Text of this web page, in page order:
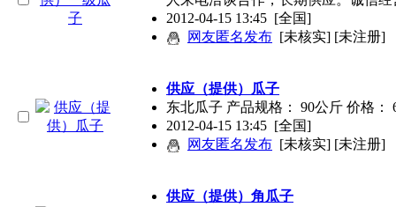
2012-04-15 13:45 [全国]
网友匿名发布 [未核实] [未注册]
供应（提供）瓜子
东北瓜子 产品规格： 90公斤 价格：
2012-04-15 13:45 [全国]
网友匿名发布 [未核实] [未注册]
供应（提供）角瓜子